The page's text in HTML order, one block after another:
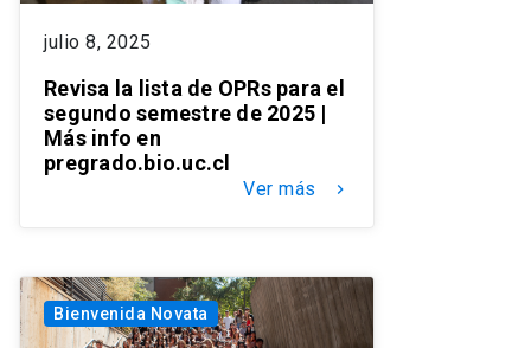
julio 8, 2025
Revisa la lista de OPRs para el
segundo semestre de 2025 |
Más info en
pregrado.bio.uc.cl
Ver más keyboard_arrow_right
Bienvenida Novata